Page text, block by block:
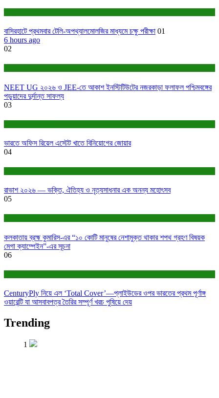
বাসিরহাটে প্রথমবার টেলি-অপথ্যালমোলজির মাধ্যমে চক্ষু পরীক্ষা 01
6 hours ago
02
NEET UG ২০২৬ ও JEE-তে আকাশ ইনস্টিটিউটের নজরকাড়া ফলাফল পশ্চিমবঙ্গের
পড়ুয়াদের দুর্দান্ত সাফল্য
03
ভারতে অফিস রিয়েল এস্টেট খাতে বিনিয়োগের জোয়ার
04
রাভাশ ২০২৬ — ভক্তি, ঐতিহ্য ও নৃত্যসাধনার এক অনন্য মহোৎসব
05
কলকাতায় ব্রহ্ম কুমারিস-এর “১০ কোটি মানুষের নেশামুক্ত থাকার শপথ গ্রহণ বিষয়ক
মেগা ক্যাম্পেইন”-এর সূচনা
06
CenturyPly নিয়ে এল ‘Total Cover’—প্লাইউডের ওপর ভারতের প্রথম পূর্ণাঙ্গ
ওয়ারেন্টি যা আসবাবপত্র তৈরির সম্পূর্ণ খরচ পুষিয়ে দেয়
Trending
1